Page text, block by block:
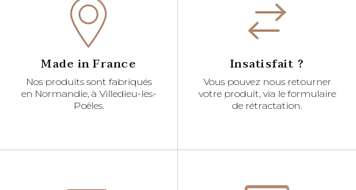
Made in France
Nos produits sont fabriqués
en Normandie, à Villedieu-les-
Poêles.
Insatisfait ?
Vous pouvez nous retourner
votre produit, via le formulaire
de rétractation.